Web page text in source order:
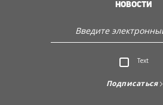
Откройте для себя Sencor
НОВОСТИ
Text
Подписаться